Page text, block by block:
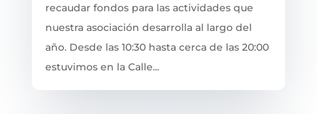
recaudar fondos para las actividades que
nuestra asociación desarrolla al largo del
año. Desde las 10:30 hasta cerca de las 20:00
estuvimos en la Calle...